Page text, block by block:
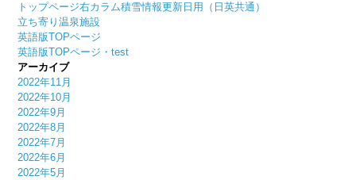
トップページ右カラム積雪情報更新日用（日英共通）
立ち寄り温泉施設
英語版TOPページ
英語版TOPページ・test
アーカイブ
2022年11月
2022年10月
2022年9月
2022年8月
2022年7月
2022年6月
2022年5月